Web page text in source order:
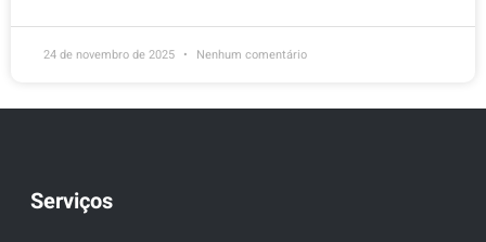
24 de novembro de 2025 Nenhum comentário
Serviços